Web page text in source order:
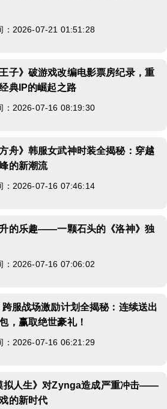
：2026-07-21 01:51:28
王子》破游戏改编电影票房纪录，重
典IP的崛起之路
：2026-07-16 08:19:30
方舟》韩服女武神时装全揭秘：穿越
的新潮流
：2026-07-16 07:46:14
的乐趣——一颗石头的《洛神》独
：2026-07-16 07:06:02
跨服战场激励计划全揭秘：连续送出
，赢取绝世豪礼！
：2026-07-16 06:21:29
拟人生》对Zynga造成严重冲击——
的新时代